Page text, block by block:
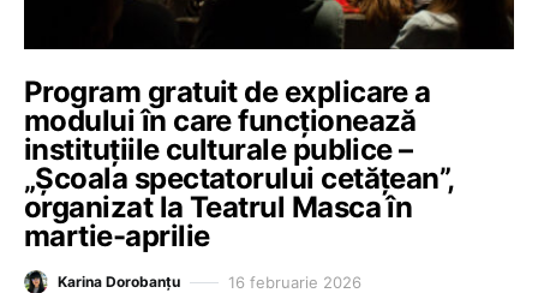
Program gratuit de explicare a
modului în care funcționează
instituțiile culturale publice –
„Școala spectatorului cetățean”,
organizat la Teatrul Masca în
martie-aprilie
Karina Dorobanțu 16 februarie 2026